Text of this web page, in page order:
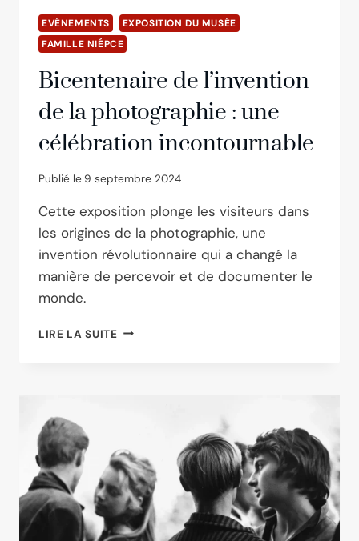
EVÉNEMENTS
EXPOSITION DU MUSÉE
FAMILLE NIÉPCE
Bicentenaire de l’invention
de la photographie : une
célébration incontournable
Publié le 9 septembre 2024
Cette exposition plonge les visiteurs dans
les origines de la photographie, une
invention révolutionnaire qui a changé la
manière de percevoir et de documenter le
monde.
LIRE LA SUITEBICENTENAIRE
UNE
CÉLÉBRATION
INCONTOURNABLE